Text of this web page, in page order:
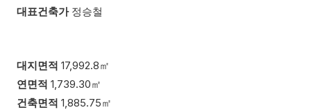
대표건축가정승철
대지면적 17,992.8㎡
연면적 1,739.30㎡
건축면적 1,885.75㎡